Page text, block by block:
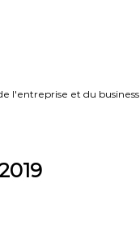
l'entreprise et du business